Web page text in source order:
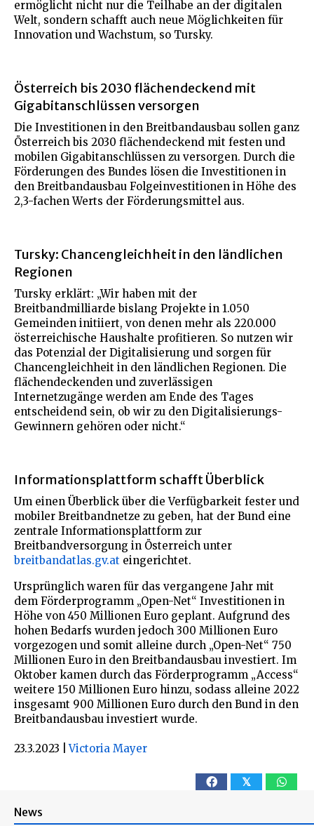
ermöglicht nicht nur die Teilhabe an der digitalen
Welt, sondern schafft auch neue Möglichkeiten für
Innovation und Wachstum, so Tursky.
Österreich bis 2030 flächendeckend mit
Gigabitanschlüssen versorgen
Die Investitionen in den Breitbandausbau sollen ganz
Österreich bis 2030 flächendeckend mit festen und
mobilen Gigabitanschlüssen zu versorgen. Durch die
Förderungen des Bundes lösen die Investitionen in
den Breitbandausbau Folgeinvestitionen in Höhe des
2,3-fachen Werts der Förderungsmittel aus.
Tursky: Chancengleichheit in den ländlichen
Regionen
Tursky erklärt: „Wir haben mit der
Breitbandmilliarde bislang Projekte in 1.050
Gemeinden initiiert, von denen mehr als 220.000
österreichische Haushalte profitieren. So nutzen wir
das Potenzial der Digitalisierung und sorgen für
Chancengleichheit in den ländlichen Regionen. Die
flächendeckenden und zuverlässigen
Internetzugänge werden am Ende des Tages
entscheidend sein, ob wir zu den Digitalisierungs-
Gewinnern gehören oder nicht.“
Informationsplattform schafft Überblick
Um einen Überblick über die Verfügbarkeit fester und
mobiler Breitbandnetze zu geben, hat der Bund eine
zentrale Informationsplattform zur
Breitbandversorgung in Österreich unter
breitbandatlas.gv.at eingerichtet.
Ursprünglich waren für das vergangene Jahr mit
dem Förderprogramm „Open-Net“ Investitionen in
Höhe von 450 Millionen Euro geplant. Aufgrund des
hohen Bedarfs wurden jedoch 300 Millionen Euro
vorgezogen und somit alleine durch „Open-Net“ 750
Millionen Euro in den Breitbandausbau investiert. Im
Oktober kamen durch das Förderprogramm „Access“
weitere 150 Millionen Euro hinzu, sodass alleine 2022
insgesamt 900 Millionen Euro durch den Bund in den
Breitbandausbau investiert wurde.
23.3.2023 Victoria Mayer
𝕏
News